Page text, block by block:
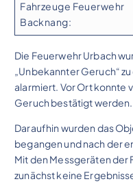
Fahrzeuge Feuerwehr
Backnang:
Die Feuerwehr Urbach
„Unbekannter Geruch“
alarmiert. Vor Ort konnte
Geruch bestätigt werden.
Daraufhin wurden das
begangen und nach der
Mit den Messgeräten der
zunächst keine